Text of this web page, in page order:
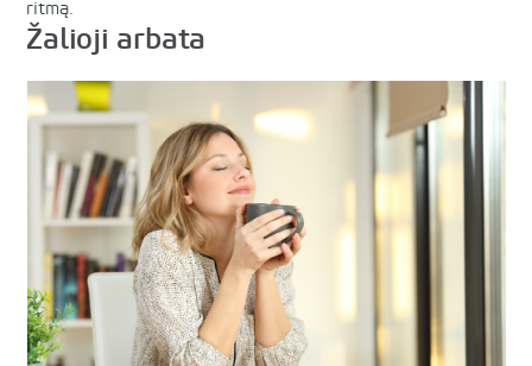
ritmą.
Žalioji arbata